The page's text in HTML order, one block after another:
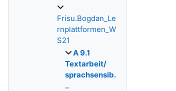
Frisu.Bogdan_Le
rnplattformen_W
S21
A 9.1
Textarbeit/
sprachsensib.
..